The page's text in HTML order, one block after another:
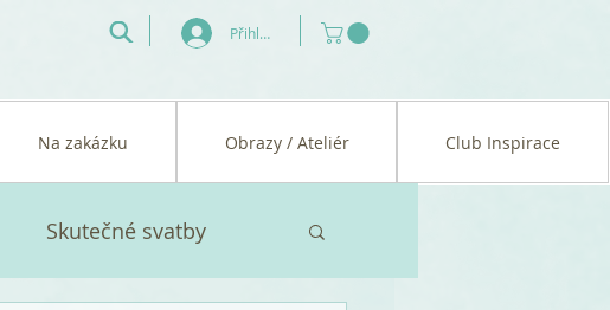
Přihlásit se
Na zakázku Obrazy / Ateliér Club Inspirace
Skutečné svatby